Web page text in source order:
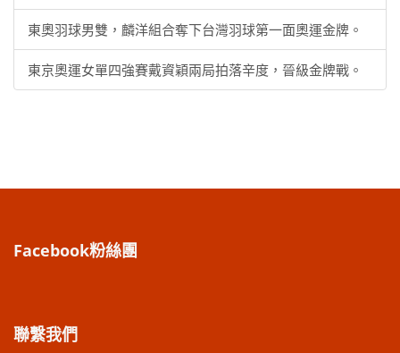
東奧羽球男雙，麟洋組合奪下台灣羽球第一面奧運金牌。
東京奧運女單四強賽戴資穎兩局拍落辛度，晉級金牌戰。
Facebook粉絲團
聯繫我們